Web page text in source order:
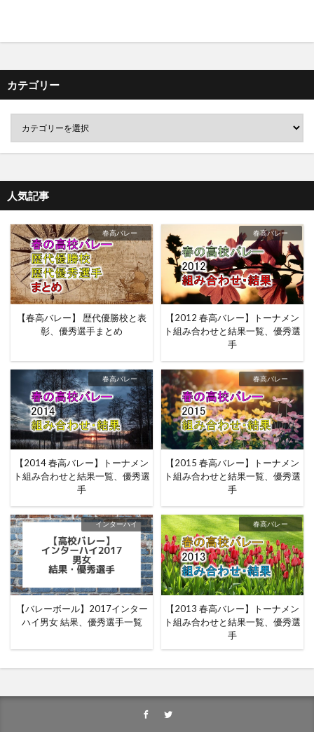
カテゴリー
人気記事
春高バレー
【春高バレー】 歴代優勝校と表
彰、優秀選手まとめ
春高バレー
【2012 春高バレー】トーナメン
ト組み合わせと結果一覧、優秀選
手
春高バレー
【2014 春高バレー】トーナメン
ト組み合わせと結果一覧、優秀選
手
春高バレー
【2015 春高バレー】トーナメン
ト組み合わせと結果一覧、優秀選
手
インターハイ
【バレーボール】2017インター
ハイ男女 結果、優秀選手一覧
春高バレー
【2013 春高バレー】トーナメン
ト組み合わせと結果一覧、優秀選
手